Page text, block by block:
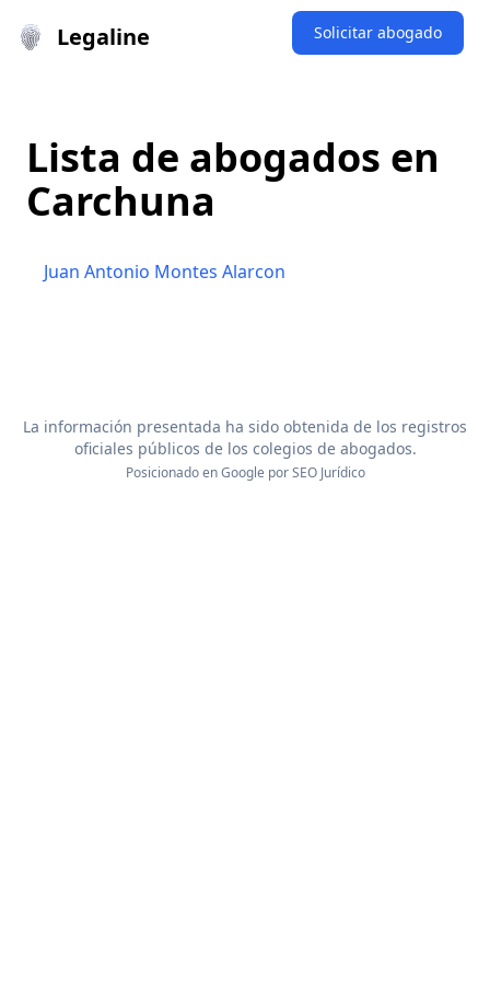
Legaline Solicitar abogado
Lista de abogados en
Carchuna
Juan Antonio Montes Alarcon
La información presentada ha sido obtenida de los registros
oficiales públicos de los colegios de abogados.
Posicionado en Google porSEO Jurídico